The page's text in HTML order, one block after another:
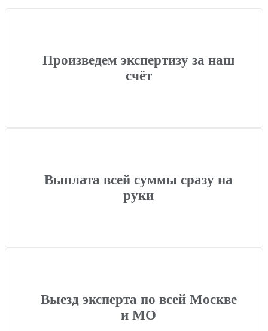
Произведем экспертизу за наш
счёт
Выплата всей суммы сразу на
руки
Выезд эксперта по всей Москве
и МО